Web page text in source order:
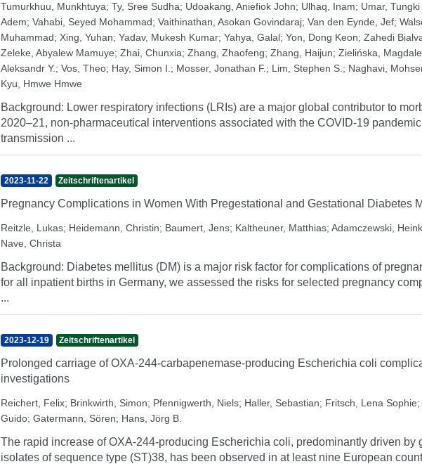
Tumurkhuu, Munkhtuya; Ty, Sree Sudha; Udoakang, Aniefiok John; Ulhaq, Inam; Umar,
Adem; Vahabi, Seyed Mohammad; Vaithinathan, Asokan Govindaraj; Van den Eynde, Jef;
Muhammad; Xing, Yuhan; Yadav, Mukesh Kumar; Yahya, Galal; Yon, Dong Keon; Zahedi
Zeleke, Abyalew Mamuye; Zhai, Chunxia; Zhang, Zhaofeng; Zhang, Haijun; Zielińska,
Aleksandr Y.; Vos, Theo; Hay, Simon I. ; Mosser, Jonathan F. ; Lim, Stephen S. ; Naghavi,
Kyu, Hmwe Hmwe
Background: Lower respiratory infections (LRIs) are a major global contributor to
2020–21, non-pharmaceutical interventions associated with the COVID-19
transmission ...
2023-11-22 Zeitschriftenartikel
Pregnancy Complications in Women With Pregestational and Gestational Diabetes
Reitzle, Lukas; Heidemann, Christin; Baumert, Jens; Kaltheuner, Matthias; Adamczewski,
Nave, Christa
Background: Diabetes mellitus (DM) is a major risk factor for complications of
for all inpatient births in Germany, we assessed the risks for selected pregnancy
...
2023-12-19 Zeitschriftenartikel
Prolonged carriage of OXA-244-carbapenemase-producing Escherichia coli
investigations
Reichert, Felix; Brinkwirth, Simon; Pfennigwerth, Niels; Haller, Sebastian; Fritsch, Lena Sophie;
Guido; Gatermann, Sören; Hans, Jörg B.
The rapid increase of OXA-244-producing Escherichia coli, predominantly driven by
isolates of sequence type (ST)38, has been observed in at least nine European